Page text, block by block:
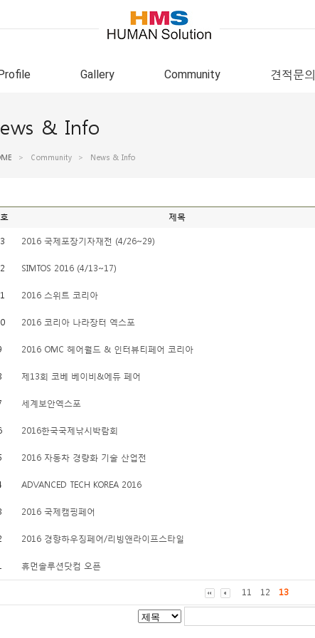
Gallery Community 견적문의
& Info
> Community > News & Info
제목
2016 국제포장기자재전 (4/26~29)
SIMTOS 2016 (4/13~17)
2016 스위트 코리아
2016 코리아 나라장터 엑스포
2016 OMC 헤어월드 & 인터뷰티페어 코리아
제13회 코베 베이비&에듀 페어
세계보안엑스포
2016한국국제낚시박람회
2016 자동차 경량화 기술 산업전
ADVANCED TECH KOREA 2016
2016 국제캠핑페어
2016 경향하우징페어/리빙앤라이프스타일
휴먼솔루션닷컴 오픈
11 12 13